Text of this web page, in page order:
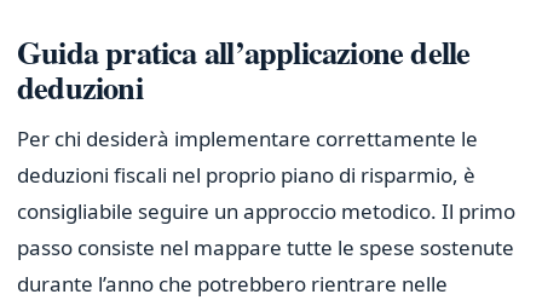
Guida pratica all’applicazione delle
deduzioni
Per chi desiderà implementare correttamente le
deduzioni fiscali nel proprio piano di risparmio, è
consigliabile seguire un approccio metodico. Il primo
passo consiste nel mappare tutte le spese sostenute
durante l’anno che potrebbero rientrare nelle